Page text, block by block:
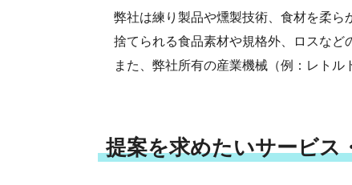
弊社は練り製品や燻製技術、食材を柔ら
捨てられる食品素材や規格外、ロスなど
また、弊社所有の産業機械（例：レトル
提案を求めたいサービス